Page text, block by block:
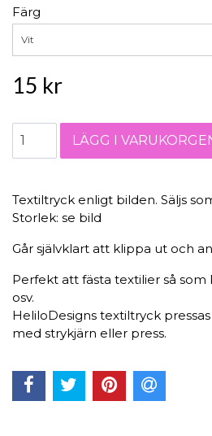
Färg
Vit
15 kr
Textiltryck enligt bilden. Säljs
Storlek: se bild
Går självklart att klippa ut och
Perfekt att fästa textilier så
osv.
HeliloDesigns textiltryck
med strykjärn eller press.